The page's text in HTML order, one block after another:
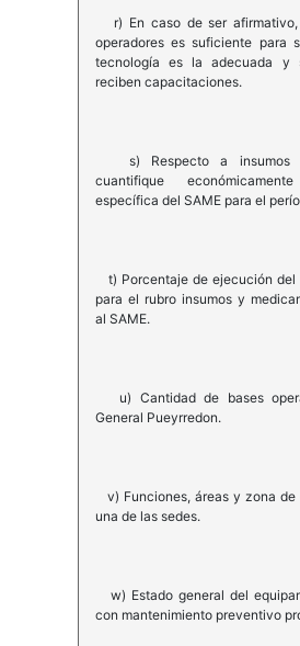
r) En caso de ser
operadores es suficiente para
tecnología es la adecuada y
reciben capacitaciones.
s) Respecto a insumos y
cuantifique
específica del SAME para el
t) Porcentaje de ejecución del
para el rubro insumos y
al SAME.
u) Cantidad de bases
General Pueyrredon.
v) Funciones, áreas y zona de
una de las sedes.
w) Estado general del
con mantenimiento preventivo